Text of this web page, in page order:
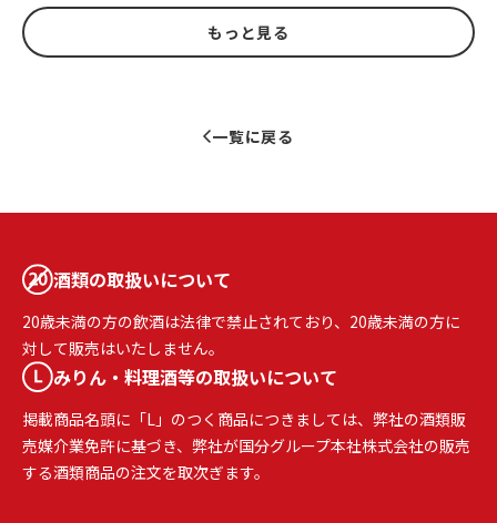
もっと見る
一覧に戻る
酒類の取扱いについて
20歳未満の方の飲酒は法律で禁止されており、20歳未満の方に
対して販売はいたしません。
みりん・料理酒等の取扱いについて
掲載商品名頭に「L」のつく商品につきましては、弊社の酒類販
売媒介業免許に基づき、弊社が国分グループ本社株式会社の販売
する酒類商品の注文を取次ぎます。